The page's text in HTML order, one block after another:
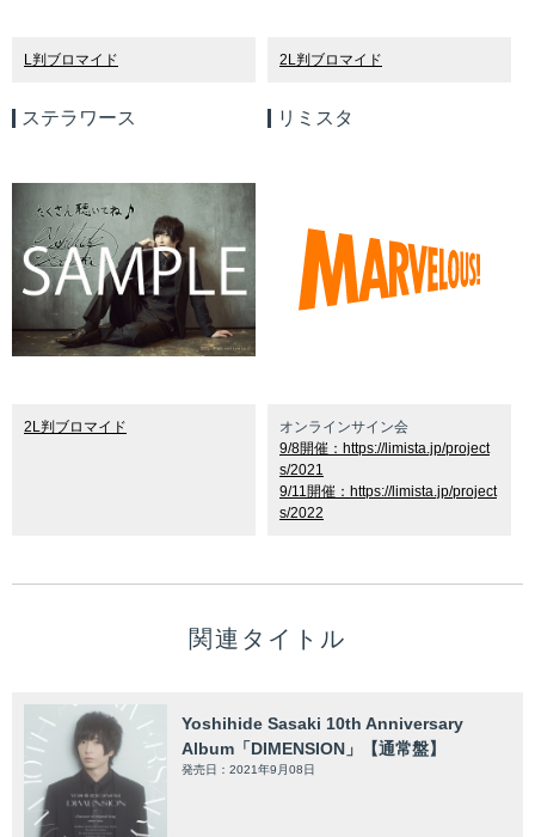
L判ブロマイド 2L判ブロマイド
ステラワース
2L判ブロマイド
リミスタ
オンラインサイン会
9/8開催：https://limista.jp/project
s/2021
9/11開催：https://limista.jp/project
s/2022
関連タイトル
Yoshihide Sasaki 10th Anniversary
Album「DIMENSION」【通常盤】
発売日：2021年9月08日